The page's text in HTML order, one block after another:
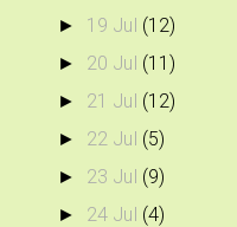
► 19 Jul (12)
► 20 Jul (11)
► 21 Jul (12)
► 22 Jul (5)
► 23 Jul (9)
► 24 Jul (4)